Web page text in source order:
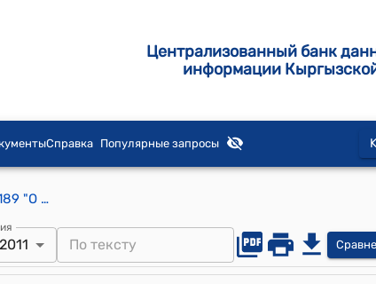
Централизованный банк
информации
Справка Популярные запросы
Постановление Бишкекского городского кенеша от 9 июля 2003 года № 189 "О порядке предоставления земельных участков в срочное (временное) пользование на условиях аренды в городе Бишкек."